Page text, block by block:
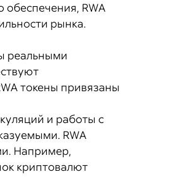
обеспечения, RWA
рынка.
реальными
токены привязаны
и работы с
RWA
Например,
криптовалют